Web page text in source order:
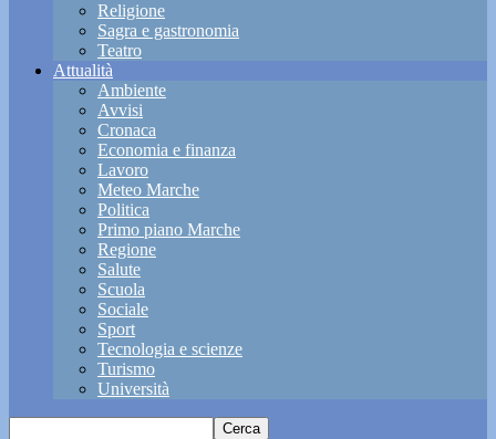
Religione
Sagra e gastronomia
Teatro
Attualità
Ambiente
Avvisi
Cronaca
Economia e finanza
Lavoro
Meteo Marche
Politica
Primo piano Marche
Regione
Salute
Scuola
Sociale
Sport
Tecnologia e scienze
Turismo
Università